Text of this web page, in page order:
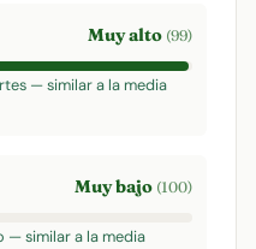
Muy alto (99)
— similar a la media
Muy bajo (100)
— similar a la media